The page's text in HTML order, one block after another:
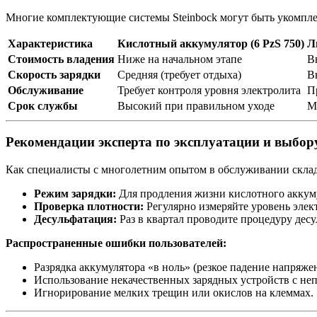
Многие комплектующие системы Steinbock могут быть
Характеристика Кислотный аккумулятор (6 PzS 750)
Стоимость владения Ниже на начальном этапе
Скорость зарядки
Средняя (требует отдыха)
Обслуживание
Требует контроля уровня электролита
Срок службы
Высокий при правильном уходе
Рекомендации эксперта по эксплуатации и
Как специалисты с многолетним опытом в обслуживании
Режим зарядки: Для продления жизни кислотного
Проверка плотности: Регулярно измеряйте уровень
Десульфатация: Раз в квартал проводите процедуру
Распространенные ошибки пользователей:
Разрядка аккумулятора «в ноль» (резкое падение
Использование некачественных зарядных устройств с
Игнорирование мелких трещин или окислов на клеммах.